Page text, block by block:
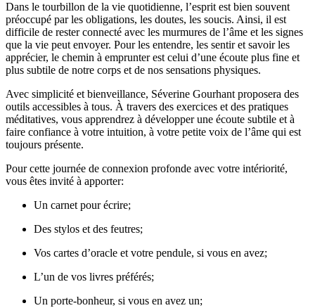
Dans le tourbillon de la vie quotidienne, l’esprit est bien souvent
préoccupé par les obligations, les doutes, les soucis. Ainsi, il est
difficile de rester connecté avec les murmures de l’âme et les signes
que la vie peut envoyer. Pour les entendre, les sentir et savoir les
apprécier, le chemin à emprunter est celui d’une écoute plus fine et
plus subtile de notre corps et de nos sensations physiques.
Avec simplicité et bienveillance, Séverine Gourhant proposera des
outils accessibles à tous. À travers des exercices et des pratiques
méditatives, vous apprendrez à développer une écoute subtile et à
faire confiance à votre intuition, à votre petite voix de l’âme qui est
toujours présente.
Pour cette journée de connexion profonde avec votre intériorité,
vous êtes invité à apporter:
Un carnet pour écrire;
Des stylos et des feutres;
Vos cartes d’oracle et votre pendule, si vous en avez;
L’un de vos livres préférés;
Un porte-bonheur, si vous en avez un;